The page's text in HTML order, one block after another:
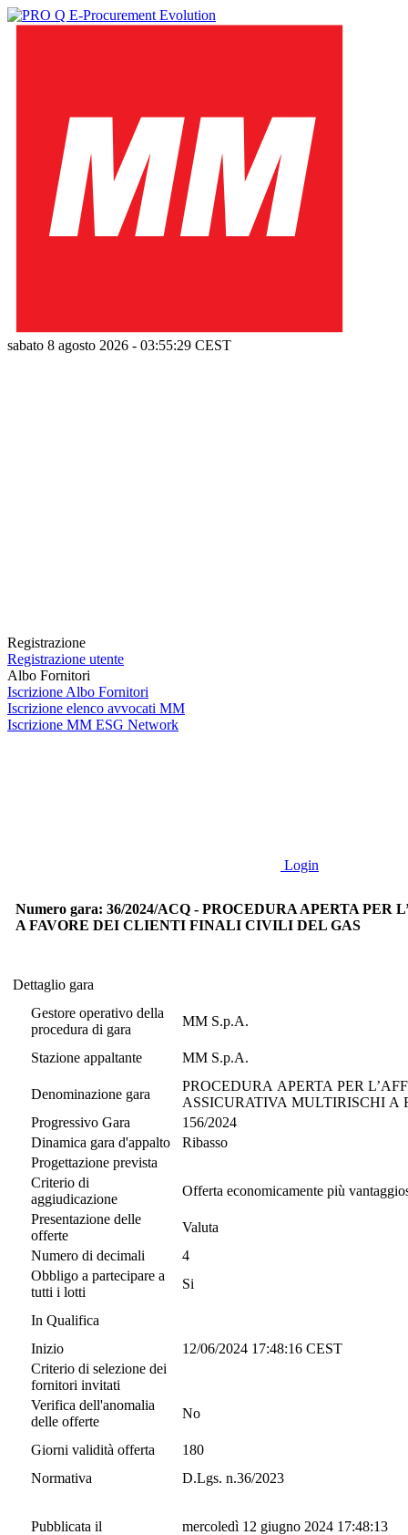
sabato 8 agosto 2026 - 03:55:30 CEST
Registrazione
Registrazione utente
Albo Fornitori
Iscrizione Albo Fornitori
Iscrizione elenco avvocati MM
Iscrizione MM ESG Network
Login
Numero gara: 36/2024/ACQ - PROCEDURA APERTA
A FAVORE DEI CLIENTI FINALI CIVILI DEL GAS
Dettaglio gara
Gestore operativo della
procedura di gara
MM S.p.A.
Stazione appaltante MM S.p.A.
Denominazione gara
PROCEDURA APERTA PER
ASSICURATIVA MULTIRISCHI
Progressivo Gara
156/2024
Dinamica gara d'appalto
Ribasso
Progettazione prevista
Criterio di
aggiudicazione
Offerta economicamente più
Presentazione delle
offerte
Valuta
Numero di decimali
4
Obbligo a partecipare a
tutti i lotti
Si
In Qualifica
Inizio
12/06/2024 17:48:16 CEST
Criterio di selezione dei
fornitori invitati
Verifica dell'anomalia
delle offerte
No
Giorni validità offerta
180
Normativa
D.Lgs. n.36/2023
Pubblicata il mercoledì 12 giugno 2024 17:48:13